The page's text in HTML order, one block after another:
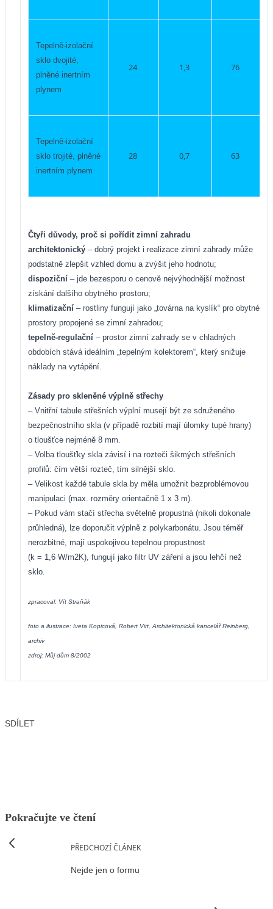
Tepelně-izolační
sklo dvojité,
plněné inertním
plynem
24 1,3 76
Tepelně-izolační
sklo trojité, plněné
inertním plynem
28 0,7 63
Čtyři důvody, proč si pořídit zimní zahradu
architektonický – dobrý projekt i realizace zimní zahrady může
podstatně zlepšit vzhled domu a zvýšit jeho hodnotu;
dispoziční – jde bezesporu o cenově nejvýhodnější možnost
získání dalšího obytného prostoru;
klimatizační – rostliny fungují jako „továrna na kyslík“ pro obytné
prostory propojené se zimní zahradou;
tepelně-regulační – prostor zimní zahrady se v chladných
obdobích stává ideálním „tepelným kolektorem“, který snižuje
náklady na vytápění.
Zásady pro skleněné výplně střechy
– Vnitřní tabule střešních výplní musejí být ze sdruženého
bezpečnostního skla (v případě rozbití mají úlomky tupé hrany)
o tloušťce nejméně 8 mm.
– Volba tloušťky skla závisí i na rozteči šikmých střešních
profilů: čím větší rozteč, tím silnější sklo.
– Velikost každé tabule skla by měla umožnit bezproblémovou
manipulaci (max. rozměry orientačně 1 x 3 m).
– Pokud vám stačí střecha světelně propustná (nikoli dokonale
průhledná), lze doporučit výplně z polykarbonátu. Jsou téměř
nerozbitné, mají uspokojivou tepelnou propustnost
(k = 1,6 W/m2K), fungují jako filtr UV záření a jsou lehčí než
sklo.
zpracoval: Vít Straňák
foto a ilustrace: Iveta Kopicová, Robert Virt, Architektonická kancelář Reinberg,
archiv
zdroj: Můj dům 8/2002
SDÍLET
Pokračujte ve čtení
PŘEDCHOZÍ ČLÁNEK
Nejde jen o formu